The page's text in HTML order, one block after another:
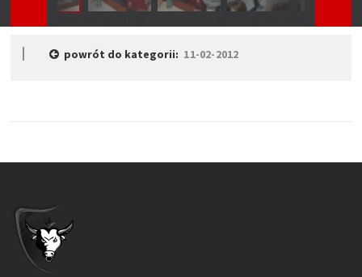
powrót do kategorii: 11-02-2012